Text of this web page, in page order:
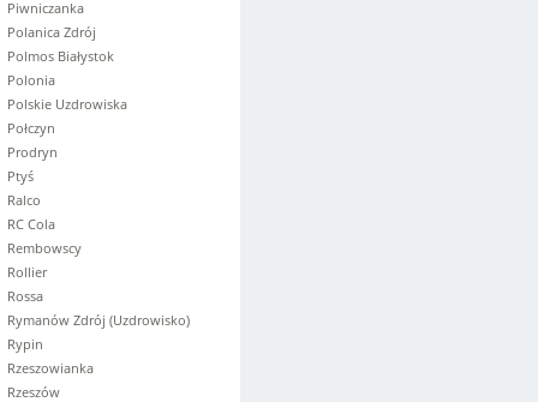
Piwniczanka
Polanica Zdrój
Polmos Białystok
Polonia
Polskie Uzdrowiska
Połczyn
Prodryn
Ptyś
Ralco
RC Cola
Rembowscy
Rollier
Rossa
Rymanów Zdrój (Uzdrowisko)
Rypin
Rzeszowianka
Rzeszów